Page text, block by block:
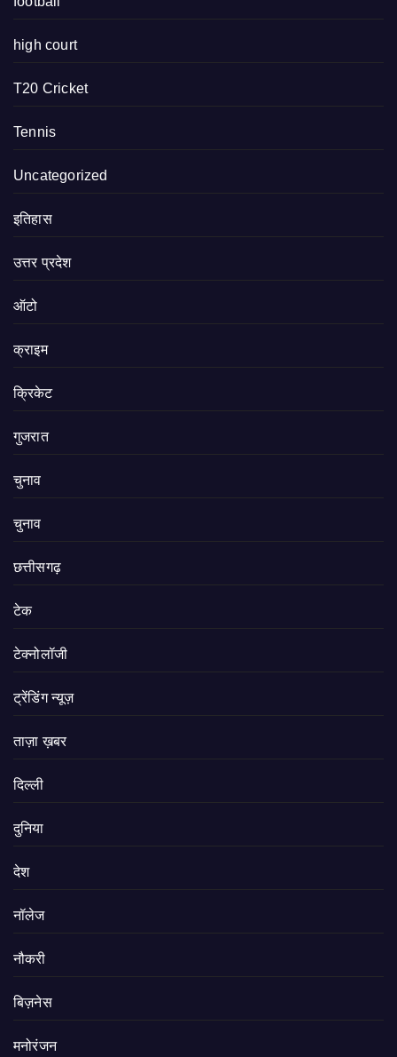
high court
T20 Cricket
Tennis
Uncategorized
इतिहास
उत्तर प्रदेश
ऑटो
क्राइम
क्रिकेट
गुजरात
चुनाव
चुनाव
छत्तीसगढ़
टेक
टेक्नोलॉजी
ट्रेंडिंग न्यूज़
ताज़ा ख़बर
दिल्ली
दुनिया
देश
नॉलेज
नौकरी
बिज़नेस
मनोरंजन